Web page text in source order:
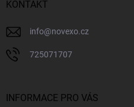
KONTAKT
info@novexo.cz
725071707
INFORMACE PRO VÁS